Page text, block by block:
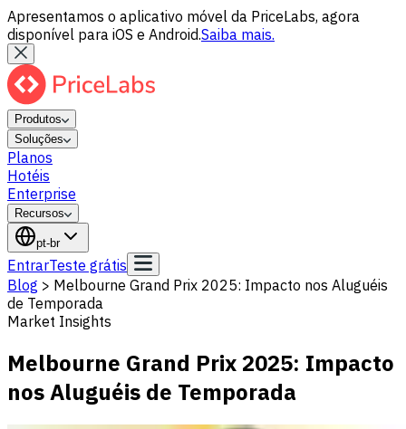
Apresentamos o aplicativo móvel da PriceLabs, agora
disponível para iOS e Android.Saiba mais.
Produtos
Soluções
Planos
Hotéis
Enterprise
Recursos
pt-br
EntrarTeste grátis
Blog > Melbourne Grand Prix 2025: Impacto nos Aluguéis
de Temporada
Market Insights
Melbourne Grand Prix 2025: Impacto
nos Aluguéis de Temporada